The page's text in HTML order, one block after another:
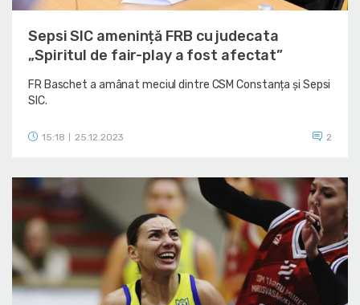
Sepsi SIC amenință FRB cu judecata
„Spiritul de fair-play a fost afectat”
FR Baschet a amânat meciul dintre CSM Constanța și Sepsi
SIC.
15:18 25.12.2023 2